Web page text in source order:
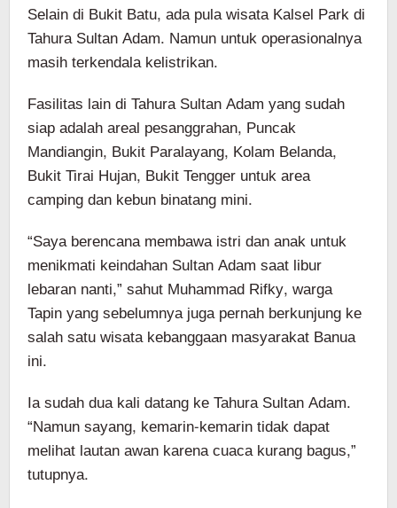
Selain di Bukit Batu, ada pula wisata Kalsel Park di
Tahura Sultan Adam. Namun untuk operasionalnya
masih terkendala kelistrikan.
Fasilitas lain di Tahura Sultan Adam yang sudah
siap adalah areal pesanggrahan, Puncak
Mandiangin, Bukit Paralayang, Kolam Belanda,
Bukit Tirai Hujan, Bukit Tengger untuk area
camping dan kebun binatang mini.
“Saya berencana membawa istri dan anak untuk
menikmati keindahan Sultan Adam saat libur
lebaran nanti,” sahut Muhammad Rifky, warga
Tapin yang sebelumnya juga pernah berkunjung ke
salah satu wisata kebanggaan masyarakat Banua
ini.
Ia sudah dua kali datang ke Tahura Sultan Adam.
“Namun sayang, kemarin-kemarin tidak dapat
melihat lautan awan karena cuaca kurang bagus,”
tutupnya.